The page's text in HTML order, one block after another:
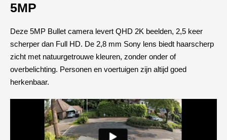
5MP
Deze 5MP Bullet camera levert QHD 2K beelden, 2,5 keer
scherper dan Full HD. De 2,8 mm Sony lens biedt haarscherp
zicht met natuurgetrouwe kleuren, zonder onder of
overbelichting. Personen en voertuigen zijn altijd goed
herkenbaar.